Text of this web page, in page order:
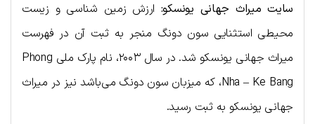
سایت میراث جهانی یونسکو: ارزش زمین شناسی و زیست
محیطی استثنایی سون دونگ منجر به ثبت آن در فهرست
میراث جهانی یونسکو شد. در سال ۲۰۰۳، نام پارک ملی Phong
Nha – Ke Bang، که میزبان سون دونگ می‌باشد نیز در میراث
جهانی یونسکو به ثبت رسید.